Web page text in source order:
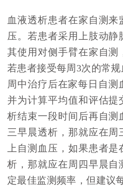
血液透析患者在家自测来
压。若患者采用上肢动静
其使用对侧手臂在家自测
若患者接受每周3次的常
周中治疗后在家每日自测
并为计算平均值和评估提
析结束一段时间后再自测
三早晨透析，那就应在周
上自测血压，如果患者
析，那就应在周四早晨自
定最佳监测频率，但建议